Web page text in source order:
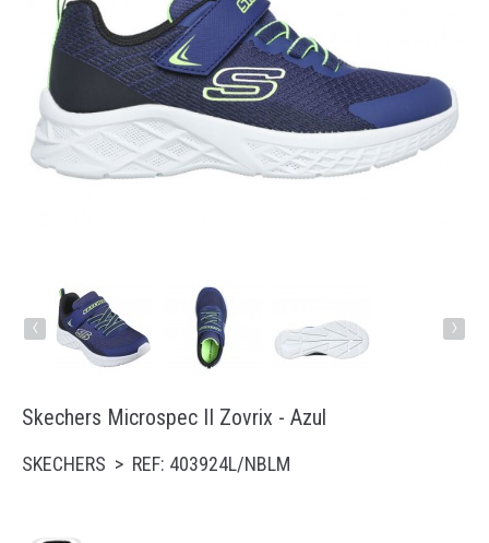
Running
Trail
Padel
‹ ›
Skechers Microspec II Zovrix - Azul
SKECHERS > REF: 403924L/NBLM